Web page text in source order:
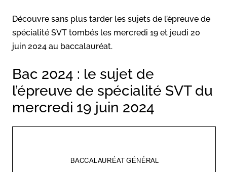
Découvre sans plus tarder les sujets de l’épreuve de
spécialité SVT tombés les mercredi 19 et jeudi 20
juin 2024 au baccalauréat.
Bac 2024 : le sujet de
l’épreuve de spécialité SVT du
mercredi 19 juin 2024